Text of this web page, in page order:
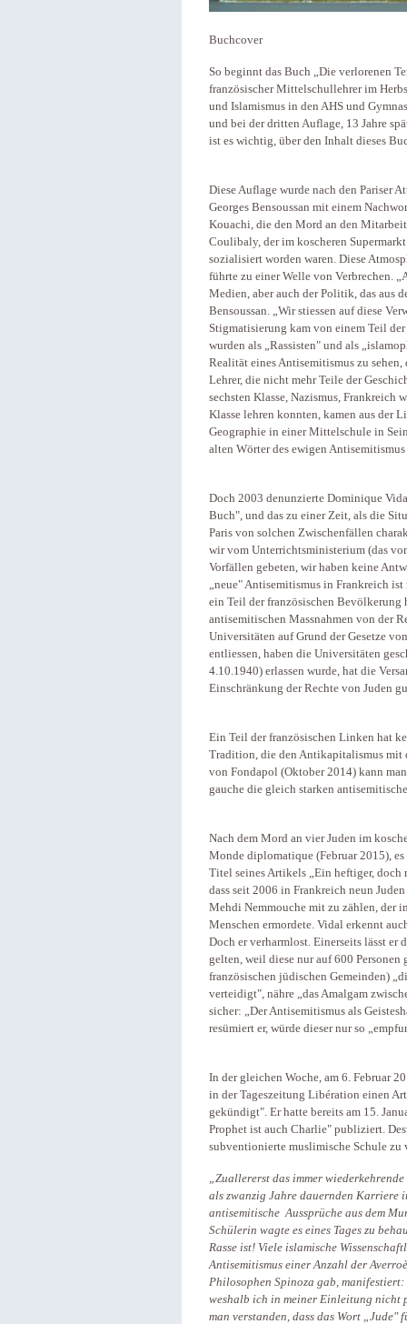
Buchcover
So beginnt das Buch „Die verlorenen
französischer Mittelschullehrer im
und Islamismus in den AHS und
und bei der dritten Auflage, 13 Jahre
ist es wichtig, über den Inhalt dieses
Diese Auflage wurde nach den Pariser
Georges Bensoussan mit einem
Kouachi, die den Mord an den
Coulibaly, der im koscheren
sozialisiert worden waren. Diese
führte zu einer Welle von Verbrechen.
Medien, aber auch der Politik, das aus
Bensoussan. „Wir stiessen auf diese
Stigmatisierung kam von einem Teil
wurden als „Rassisten" und als
Realität eines Antisemitismus zu
Lehrer, die nicht mehr Teile der
sechsten Klasse, Nazismus, Frankreich
Klasse lehren konnten, kamen aus der
Geographie in einer Mittelschule in
alten Wörter des ewigen
Doch 2003 denunzierte Dominique
Buch", und das zu einer Zeit, als die
Paris von solchen Zwischenfällen
wir vom Unterrichtsministerium (das
Vorfällen gebeten, wir haben keine
„neue" Antisemitismus in Frankreich
ein Teil der französischen Bevölkerung
antisemitischen Massnahmen von der
Universitäten auf Grund der Gesetze
entliessen, haben die Universitäten
4.10.1940) erlassen wurde, hat die
Einschränkung der Rechte von Juden
Ein Teil der französischen Linken hat
Tradition, die den Antikapitalismus mit
von Fondapol (Oktober 2014) kann
gauche die gleich starken
Nach dem Mord an vier Juden im
Monde diplomatique (Februar 2015),
Titel seines Artikels „Ein heftiger, doch
dass seit 2006 in Frankreich neun
Mehdi Nemmouche mit zu zählen, der
Menschen ermordete. Vidal erkennt
Doch er verharmlost. Einerseits lässt
gelten, weil diese nur auf 600 Personen
französischen jüdischen Gemeinden)
verteidigt", nähre „das Amalgam
sicher: „Der Antisemitismus als
resümiert er, würde dieser nur so
In der gleichen Woche, am 6. Februar
in der Tageszeitung Libération einen
gekündigt". Er hatte bereits am 15.
Prophet ist auch Charlie" publiziert.
subventionierte muslimische Schule zu
„Zuallererst das immer
als zwanzig Jahre dauernden Karriere
antisemitische Aussprüche aus dem
Schülerin wagte es eines Tages zu
Rasse ist! Viele islamische
Antisemitismus einer Anzahl der
Philosophen Spinoza gab,
weshalb ich in meiner Einleitung nicht
man verstanden, dass das Wort „Jude"